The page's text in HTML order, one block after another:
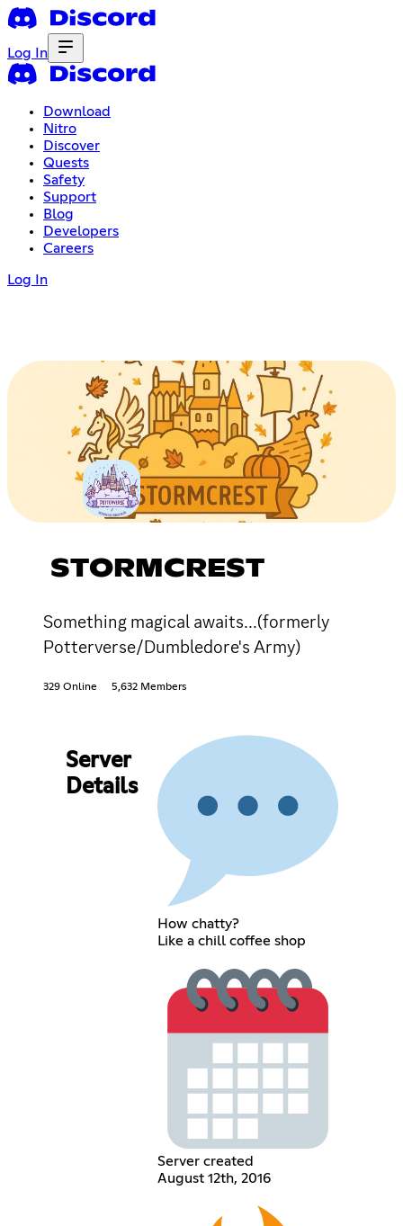
Log In
Download
Nitro
Discover
Quests
Safety
Support
Blog
Developers
Careers
Log In
STORMCREST
Something magical awaits...(formerly
Potterverse/Dumbledore's Army)
329 Online 5,632 Members
Server
Details
How chatty?
Like a chill coffee shop
Server created
August 12th, 2016